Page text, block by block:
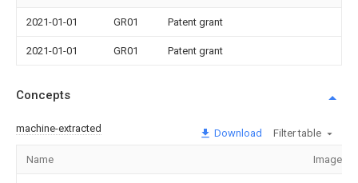
2021-01-01 GR01 Patent grant
2021-01-01 GR01 Patent grant
Concepts
machine-extracted Download Filter table
Name Image